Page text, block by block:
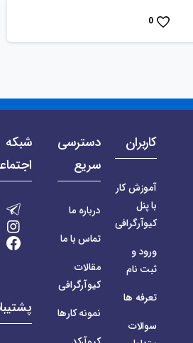
0
کاربران
آموزش کار
با پنل
کیوآرگرافی
ورود و
ثبت نام
تعرفه ها
سوالات
دسترسی
سریع
درباره ما
تماس با ما
مقالات
کیوآرگرافی
نمونه کارها